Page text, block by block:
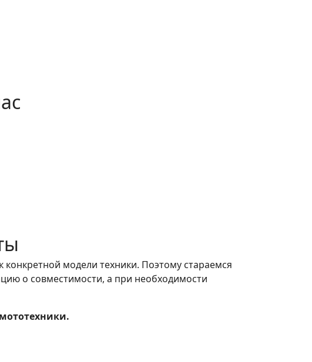
модели техники. Поэтому стараемся
о совместимости, а при необходимости